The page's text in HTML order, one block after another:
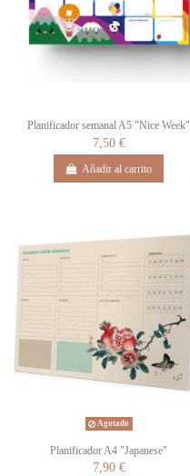
Planificador semanal A5 "Nice Week"
7,50 €
Añadir al carrito
Agotado
Planificador A4 "Japanese"
7,90 €